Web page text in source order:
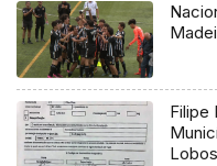
Filipe
Lobos